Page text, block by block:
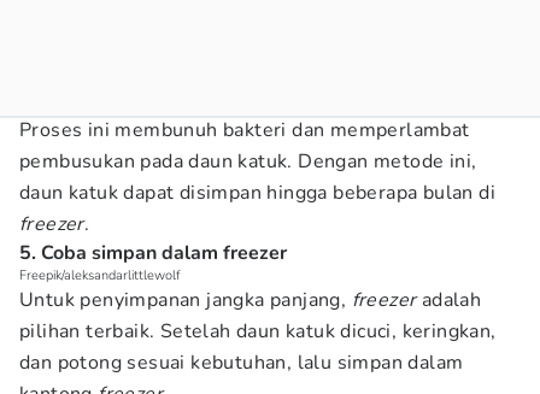
Proses ini membunuh bakteri dan memperlambat
pembusukan pada daun katuk. Dengan metode ini,
daun katuk dapat disimpan hingga beberapa bulan di
freezer.
5. Coba simpan dalam freezer
Freepik/aleksandarlittlewolf
Untuk penyimpanan jangka panjang, freezeradalah
pilihan terbaik. Setelah daun katuk dicuci, keringkan,
dan potong sesuai kebutuhan, lalu simpan dalam